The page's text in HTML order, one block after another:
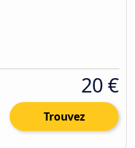
20 €
Trouvez